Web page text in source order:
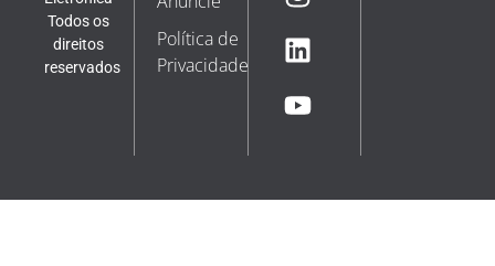
O futuro do videomonitoramento: soluções